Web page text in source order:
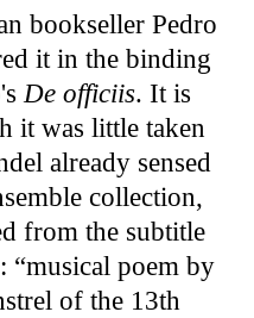
bookseller Pedro
it in the binding
De officiis. It is
it was little taken
already sensed
collection,
from the subtitle
poem by
of the 13th